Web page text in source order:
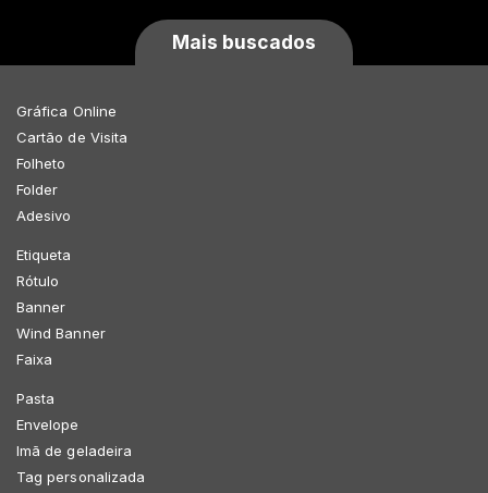
Mais buscados
Gráfica Online
Cartão de Visita
Folheto
Folder
Adesivo
Etiqueta
Rótulo
Banner
Wind Banner
Faixa
Pasta
Envelope
Imã de geladeira
Tag personalizada